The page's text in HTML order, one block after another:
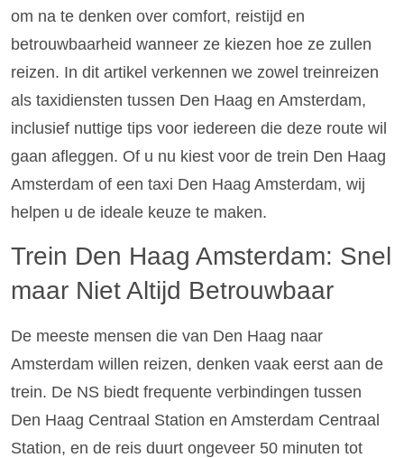
om na te denken over comfort, reistijd en
betrouwbaarheid wanneer ze kiezen hoe ze zullen
reizen. In dit artikel verkennen we zowel treinreizen
als taxidiensten tussen Den Haag en Amsterdam,
inclusief nuttige tips voor iedereen die deze route wil
gaan afleggen. Of u nu kiest voor de trein Den Haag
Amsterdam of een taxi Den Haag Amsterdam, wij
helpen u de ideale keuze te maken.
Trein Den Haag Amsterdam: Snel
maar Niet Altijd Betrouwbaar
De meeste mensen die van Den Haag naar
Amsterdam willen reizen, denken vaak eerst aan de
trein. De NS biedt frequente verbindingen tussen
Den Haag Centraal Station en Amsterdam Centraal
Station, en de reis duurt ongeveer 50 minuten tot